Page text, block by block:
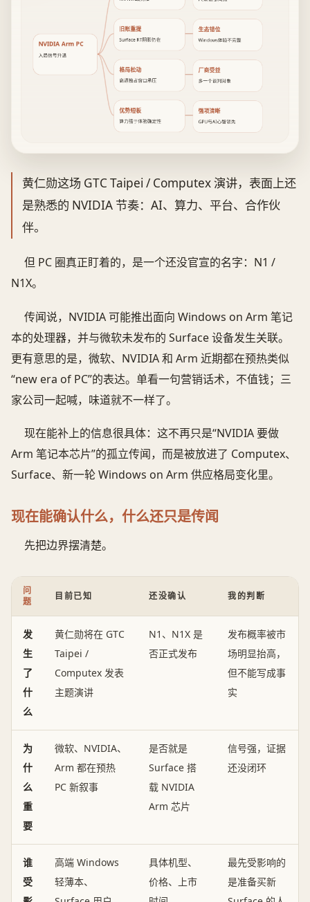
NVIDIA Arm PC
入局信号升温
旧账重提
Surface RT阴影仍在
生态错位
Windows体验不完整
格局松动
高通独占窗口承压
厂商受益
多一个谈判对象
优势短板
算力强于体验确定性
强项清晰
GPU与AI心智领先
黄仁勋这场 GTC Taipei / Computex 演讲，表面上还
是熟悉的 NVIDIA 节奏：AI、算力、平台、合作伙
伴。
但 PC 圈真正盯着的，是一个还没官宣的名字：N1 /
N1X。
传闻说，NVIDIA 可能推出面向 Windows on Arm 笔记
本的处理器，并与微软未发布的 Surface 设备发生关联。
更有意思的是，微软、NVIDIA 和 Arm 近期都在预热类似
“new era of PC”的表达。单看一句营销话术，不值钱；三
家公司一起喊，味道就不一样了。
现在能补上的信息很具体：这不再只是“NVIDIA 要做
Arm 笔记本芯片”的孤立传闻，而是被放进了 Computex、
Surface、新一轮 Windows on Arm 供应格局变化里。
现在能确认什么，什么还只是传闻
先把边界摆清楚。
问
题
目前已知 还没确认 我的判断
发
生
了
什
么
黄仁勋将在 GTC
Taipei /
Computex 发表
主题演讲
N1、N1X 是
否正式发布
发布概率被市
场明显抬高，
但不能写成事
实
为
什
么
重
要
微软、NVIDIA、
Arm 都在预热
PC 新叙事
是否就是
Surface 搭
载 NVIDIA
Arm 芯片
信号强，证据
还没闭环
谁
受
高端 Windows
轻薄本、
具体机型、
价格、上市
最先受影响的
是准备买新